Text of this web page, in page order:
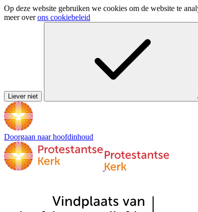
Op deze website gebruiken we cookies om de website te
meer overons cookiebeleid
Liever niet
Doorgaan naar hoofdinhoud